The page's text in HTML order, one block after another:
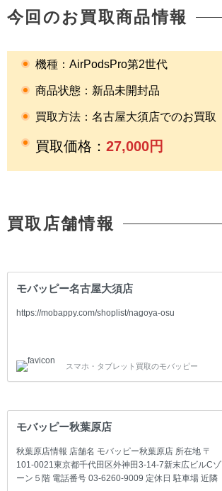
今回のお買取商品情報
機種：AirPodsPro第2世代
商品状態：新品未開封品
買取方法：名古屋大須店でのお買取
買取価格： 27,000円
買取店舗情報
モバッピー名古屋大須店
https://mobappy.com/shoplist/nagoya-osu
スマホ・タブレット買取のモバッピー
モバッピー秋葉原店
秋葉原店情報 店舗名 モバッピー秋葉原店 所在地 〒
101-0021東京都千代田区外神田3-14-7新末広ビルCゾ
ーン５階 電話番号 03-6260-9009 定休日 駐車場 近隣